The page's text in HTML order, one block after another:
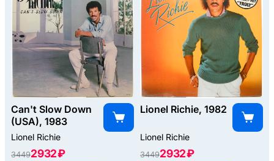
Can't Slow Down
(USA), 1983
Lionel Richie
34492932 ₽
Lionel Richie, 1982
Lionel Richie
34492932 ₽